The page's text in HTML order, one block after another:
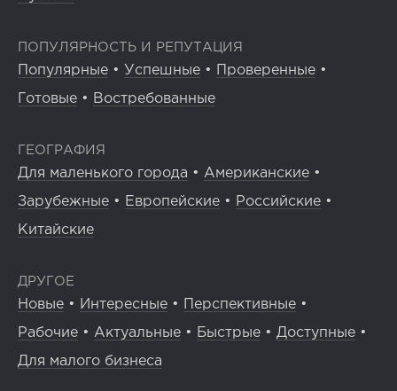
ПОПУЛЯРНОСТЬ И РЕПУТАЦИЯ
Популярные • Успешные • Проверенные •
Готовые • Востребованные
ГЕОГРАФИЯ
Для маленького города • Американские •
Зарубежные • Европейские • Российские •
Китайские
ДРУГОЕ
Новые • Интересные • Перспективные •
Рабочие • Актуальные • Быстрые • Доступные •
Для малого бизнеса